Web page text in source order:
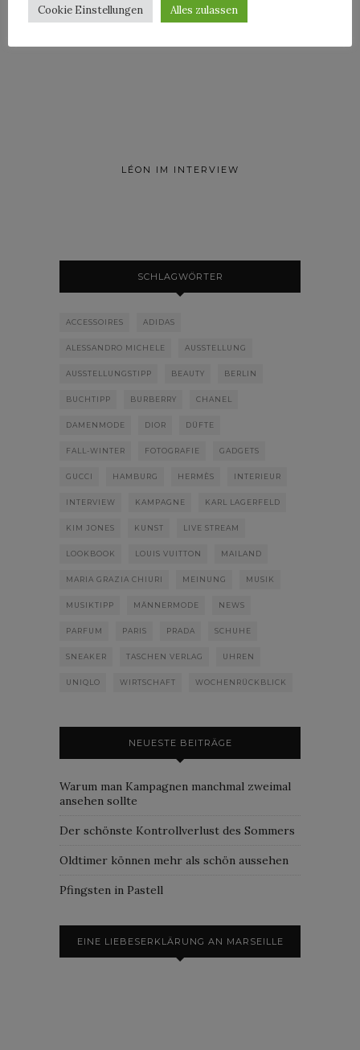
ROOSEVELT IM INTERVIEW
LÉON IM INTERVIEW
SCHLAGWÖRTER
ACCESSOIRES ADIDAS
ALESSANDRO MICHELE AUSSTELLUNG
AUSSTELLUNGSTIPP BEAUTY BERLIN
BUCHTIPP BURBERRY CHANEL
DAMENMODE DIOR DÜFTE
FALL-WINTER FOTOGRAFIE GADGETS
GUCCI HAMBURG HERMÈS INTERIEUR
INTERVIEW KAMPAGNE KARL LAGERFELD
KIM JONES KUNST LIVE STREAM
LOOKBOOK LOUIS VUITTON MAILAND
MARIA GRAZIA CHIURI MEINUNG MUSIK
MUSIKTIPP MÄNNERMODE NEWS
PARFUM PARIS PRADA SCHUHE
SNEAKER TASCHEN VERLAG UHREN
UNIQLO WIRTSCHAFT WOCHENRÜCKBLICK
NEUESTE BEITRÄGE
Warum man Kampagnen manchmal zweimal
ansehen sollte
Der schönste Kontrollverlust des Sommers
Oldtimer können mehr als schön aussehen
Pfingsten in Pastell
EINE LIEBESERKLÄRUNG AN MARSEILLE
Cookie Einstellungen Alles zulassen